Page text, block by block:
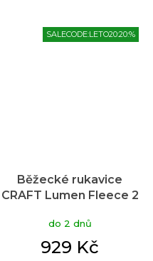
SALECODE:LETO20:20:%
Běžecké rukavice
CRAFT Lumen Fleece 2
do 2 dnů
929 Kč